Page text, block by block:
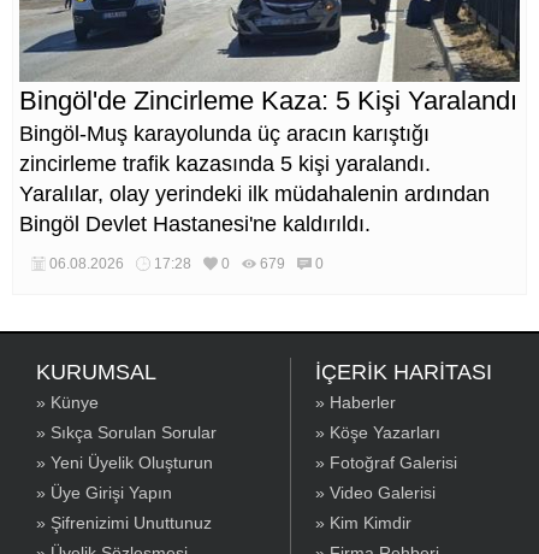
Bingöl'de Zincirleme Kaza: 5 Kişi Yaralandı
Bingöl-Muş karayolunda üç aracın karıştığı
zincirleme trafik kazasında 5 kişi yaralandı.
Yaralılar, olay yerindeki ilk müdahalenin ardından
Bingöl Devlet Hastanesi'ne kaldırıldı.
06.08.2026 17:28 0 679 0
KURUMSAL
» Künye
» Sıkça Sorulan Sorular
» Yeni Üyelik Oluşturun
» Üye Girişi Yapın
» Şifrenizimi Unuttunuz
İÇERİK HARİTASI
» Haberler
» Köşe Yazarları
» Fotoğraf Galerisi
» Video Galerisi
» Kim Kimdir